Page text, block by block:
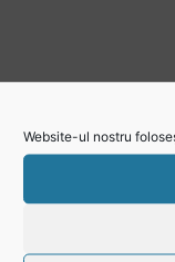
Website-ul nostru